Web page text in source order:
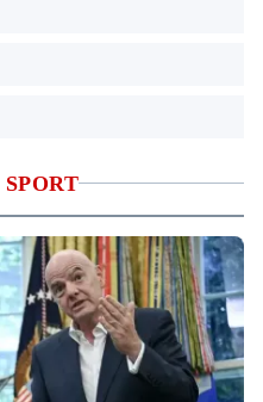
SPORT